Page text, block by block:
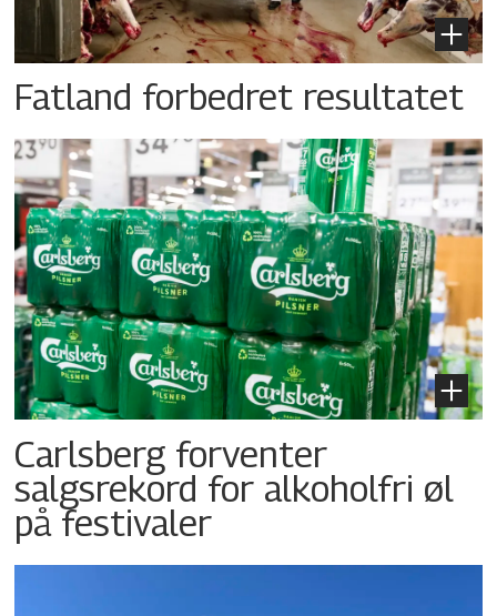
Fatland forbedret resultatet
Carlsberg forventer
salgsrekord for alkoholfri øl
på festivaler